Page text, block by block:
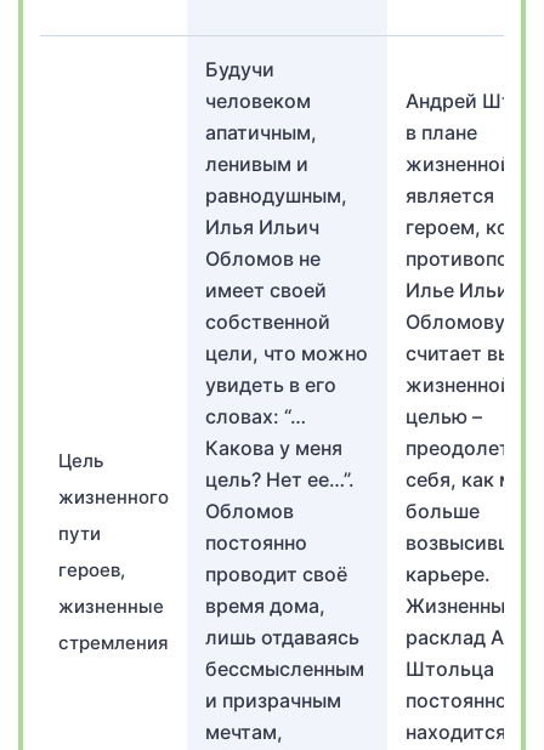
Цель
жизненного
пути
героев,
жизненные
стремления
Будучи
человеком
апатичным,
ленивым и
равнодушным,
Илья Ильич
Обломов не
имеет своей
собственной
цели, что можно
увидеть в его
словах: “…
Какова у меня
цель? Нет ее…”.
Обломов
постоянно
проводит своё
время дома,
лишь отдаваясь
бессмысленным
и призрачным
мечтам,
Андрей
в плане
жизненной
является
героем,
Илье Ильичу
Обломову.
считает
жизненной
целью –
преодолеть
себя, как
больше
карьере.
Жизненный
расклад
Штольца
постоянно
находится в